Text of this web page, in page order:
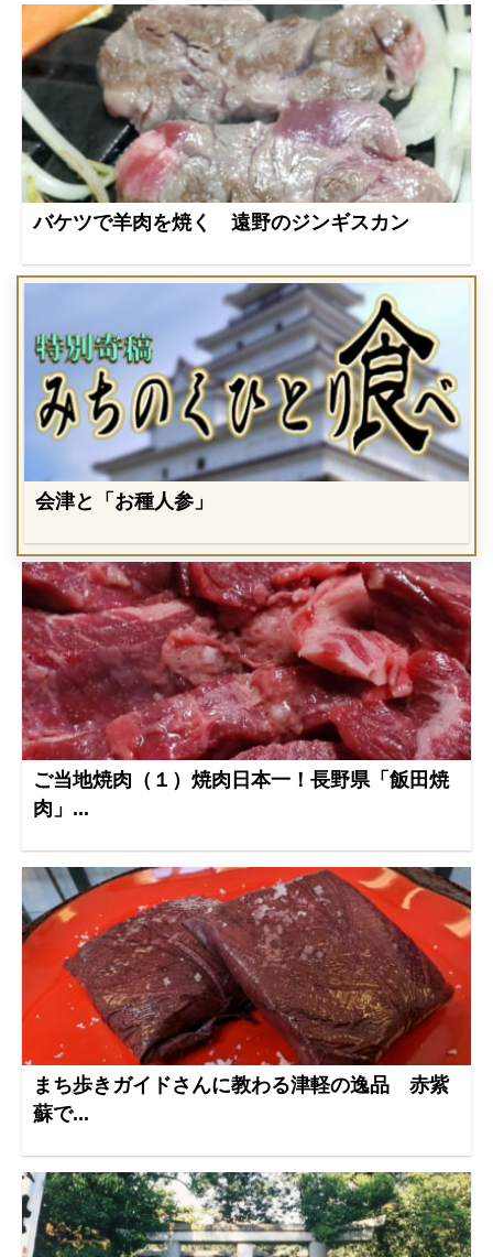
バケツで羊肉を焼く 遠野のジンギスカン
会津と「お種人参」
ご当地焼肉（１）焼肉日本一！長野県「飯田焼
肉」...
まち歩きガイドさんに教わる津軽の逸品 赤紫
蘇で...